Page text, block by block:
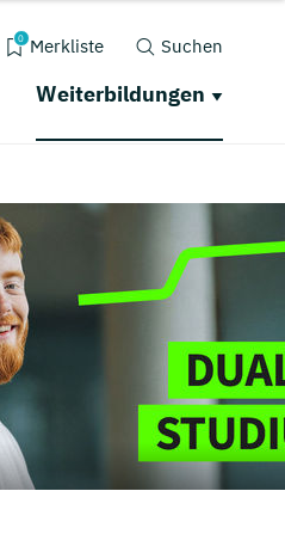
0 Merkliste Suchen
Weiterbildungen